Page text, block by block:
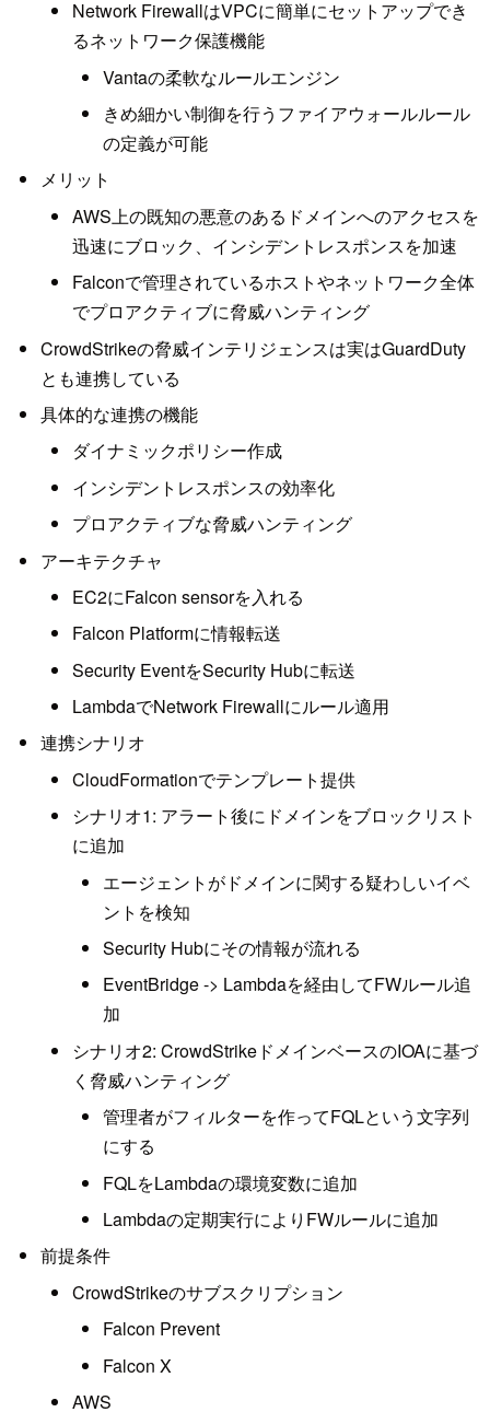
Network FirewallはVPCに簡単にセットアップでき
るネットワーク保護機能
Vantaの柔軟なルールエンジン
きめ細かい制御を行うファイアウォールルール
の定義が可能
メリット
AWS上の既知の悪意のあるドメインへのアクセスを
迅速にブロック、インシデントレスポンスを加速
Falconで管理されているホストやネットワーク全体
でプロアクティブに脅威ハンティング
CrowdStrikeの脅威インテリジェンスは実はGuardDuty
とも連携している
具体的な連携の機能
ダイナミックポリシー作成
インシデントレスポンスの効率化
プロアクティブな脅威ハンティング
アーキテクチャ
EC2にFalcon sensorを入れる
Falcon Platformに情報転送
Security EventをSecurity Hubに転送
LambdaでNetwork Firewallにルール適用
連携シナリオ
CloudFormationでテンプレート提供
シナリオ1: アラート後にドメインをブロックリスト
に追加
エージェントがドメインに関する疑わしいイベ
ントを検知
Security Hubにその情報が流れる
EventBridge -> Lambdaを経由してFWルール追
加
シナリオ2: CrowdStrikeドメインベースのIOAに基づ
く脅威ハンティング
管理者がフィルターを作ってFQLという文字列
にする
FQLをLambdaの環境変数に追加
Lambdaの定期実行によりFWルールに追加
前提条件
CrowdStrikeのサブスクリプション
Falcon Prevent
Falcon X
AWS